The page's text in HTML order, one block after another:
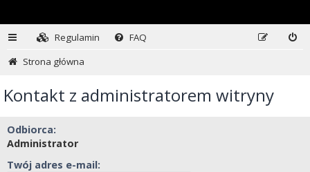
Regulamin
FAQ
Strona główna
Kontakt z administratorem witryny
Odbiorca:
Administrator
Twój adres e-mail: